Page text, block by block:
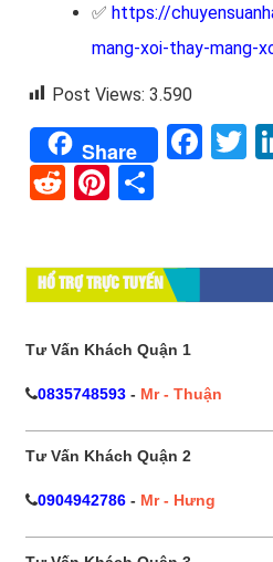
✅ https://
mang-xoi-thay-mang-
Post Views: 3.590
Share
RedditPinterest
HỔ TRỢ TRỰC TUYẾN
Tư Vấn Khách Quận 1
0835748593 - Mr - Thuận
Tư Vấn Khách Quận 2
0904942786 - Mr - Hưng